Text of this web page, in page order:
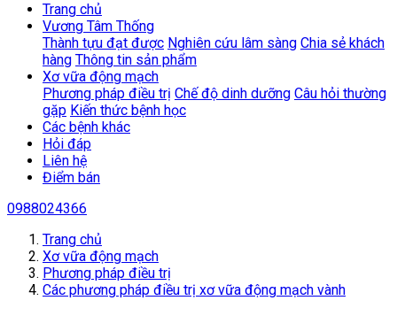
Trang chủ
Vương Tâm Thống
Thành tựu đạt được Nghiên cứu lâm sàng Chia sẻ khách
hàng Thông tin sản phẩm
Xơ vữa động mạch
Phương pháp điều trị Chế độ dinh dưỡng Câu hỏi thường
gặp Kiến thức bệnh học
Các bệnh khác
Hỏi đáp
Liên hệ
Điểm bán
0988024366
Trang chủ
Xơ vữa động mạch
Phương pháp điều trị
Các phương pháp điều trị xơ vữa động mạch vành